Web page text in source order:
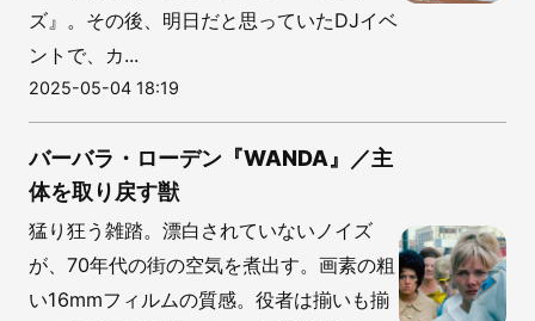
ズ』。その後、明日だと思っていたDJイベ
ントで、カ...
2025-05-04 18:19
バーバラ・ローデン『WANDA』／主
体を取り戻す獣
猛り狂う雑踏。漂白されていないノイズ
が、70年代の街の空気を煮出す。画素の粗
い16mmフィルムの質感。役者は揃いも揃